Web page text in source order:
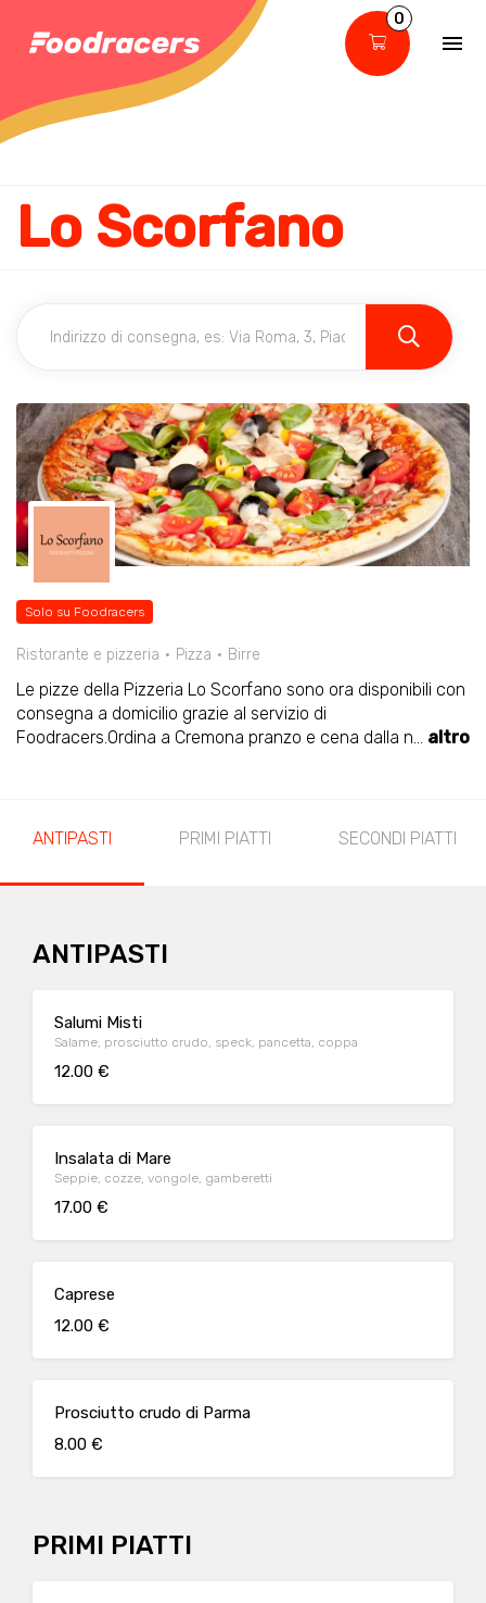
0
Lo Scorfano
Solo su Foodracers
Ristorante e pizzeria Pizza Birre
Le pizze della Pizzeria Lo Scorfano sono ora disponibili con
consegna a domicilio grazie al servizio di
Foodracers.Ordina a Cremona pranzo e cena dalla n... altro
ANTIPASTI PRIMI PIATTI SECONDI PIATTI
ANTIPASTI
Salumi Misti
Salame, prosciutto crudo, speck, pancetta, coppa
12.00 €
Insalata di Mare
Seppie, cozze, vongole, gamberetti
17.00 €
Caprese
12.00 €
Prosciutto crudo di Parma
8.00 €
PRIMI PIATTI